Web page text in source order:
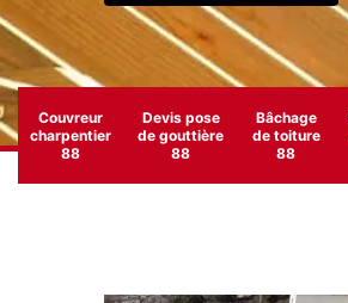
Couvreur
charpentier
88
Devis pose
de gouttière
88
Bâchage
de toiture
88